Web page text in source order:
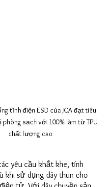
tĩnh điện ESD của JCA đạt tiêu
sạch với 100% làm từ TPU
chất lượng cao
khi sử dụng dây thun cho